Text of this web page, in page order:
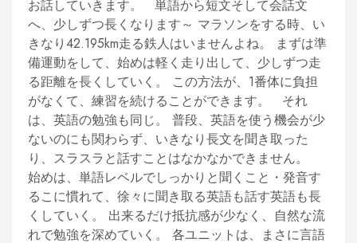
お話していきます。 単語から短文そして会話文
へ、少しずつ長くなります～ マラソンをする時、い
きなり42.195km走る鉄人はいませんよね。 まずは準
備運動をして、始めは軽く走り出して、少しずつ走
る距離を長くしていく。 この方法が、1番体に負担
がなくて、練習を続けることができます。 それ
は、英語の勉強も同じ。 普段、英語を使う機会が少
ないのにも関わらず、いきなり長文を聞き取った
り、スラスラと話すことはなかなかできません。
始めは、単語レベルでしっかりと聞くこと・発音す
るこに慣れて、徐々に聞き取る英語も話す英語も長
くしていく。 出来るだけ抵抗感が少なく、自然な流
れで勉強を深めていく。 各ユニットは、まさに言語